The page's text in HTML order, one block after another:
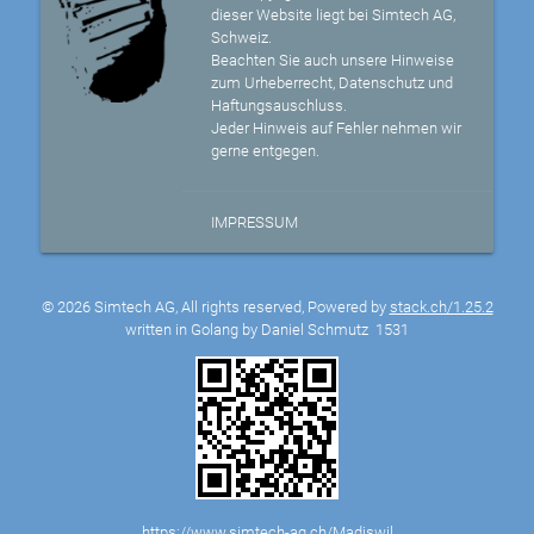
dieser Website liegt bei Simtech AG,
Schweiz.
Beachten Sie auch unsere Hinweise
zum Urheberrecht, Datenschutz und
Haftungsauschluss.
Jeder Hinweis auf Fehler nehmen wir
gerne entgegen.
IMPRESSUM
© 2026 Simtech AG, All rights reserved, Powered by stack.ch/1.25.2
written in Golang by Daniel Schmutz 1531